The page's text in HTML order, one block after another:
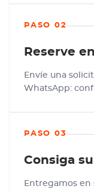
PASO 02
Reserve
Envíe una
WhatsApp:
PASO 03
Consiga
Entregamos